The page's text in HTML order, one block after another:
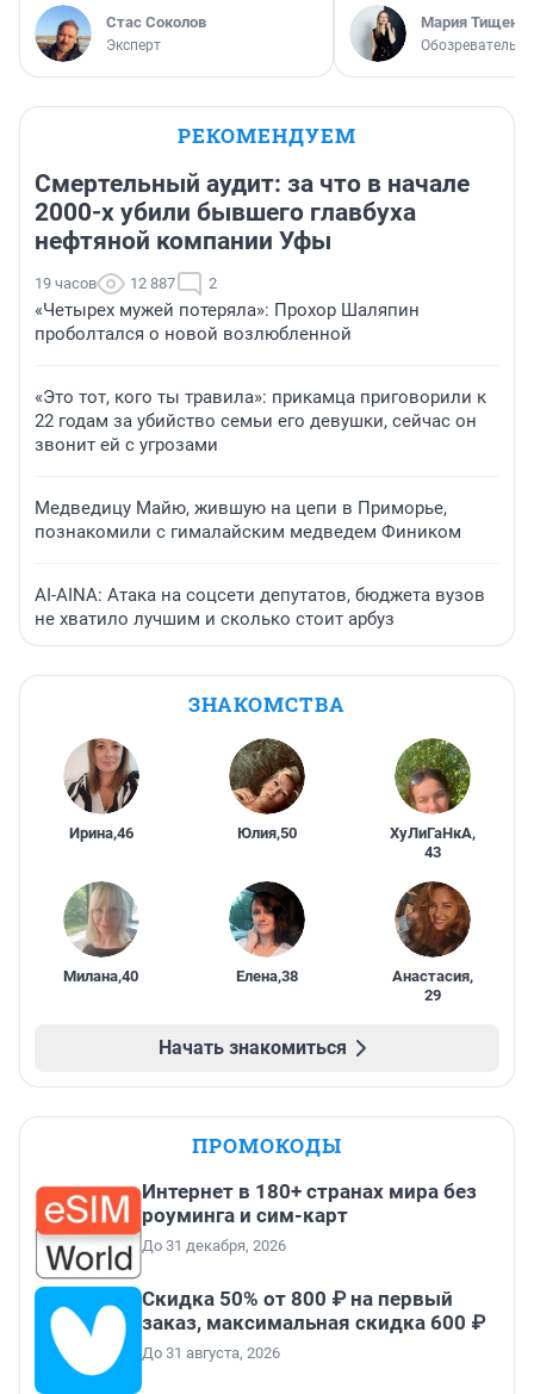
Стас Соколов
Эксперт
Мария Тищенко
Обозреватель
РЕКОМЕНДУЕМ
Смертельный аудит: за что в начале
2000-х убили бывшего главбуха
нефтяной компании Уфы
19 часов 12 887 2
«Четырех мужей потеряла»: Прохор Шаляпин
проболтался о новой возлюбленной
«Это тот, кого ты травила»: прикамца приговорили к
22 годам за убийство семьи его девушки, сейчас он
звонит ей с угрозами
Медведицу Майю, жившую на цепи в Приморье,
познакомили с гималайским медведем Фиником
AI-AINA: Атака на соцсети депутатов, бюджета вузов
не хватило лучшим и сколько стоит арбуз
ЗНАКОМСТВА
Ирина,46 Юлия,50 ХуЛиГаНкА,
43
Милана,40 Елена,38 Анастасия,
29
Начать знакомиться
ПРОМОКОДЫ
Интернет в 180+ странах мира без
роуминга и сим-карт
До 31 декабря, 2026
Скидка 50% от 800 ₽ на первый
заказ, максимальная скидка 600 ₽
До 31 августа, 2026